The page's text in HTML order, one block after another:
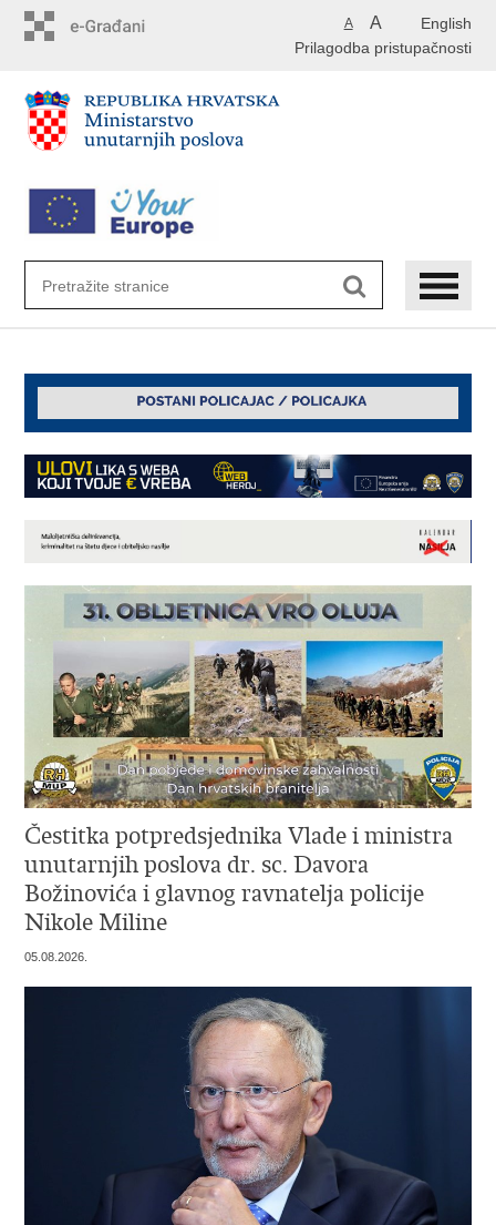
English
A A
Prilagodba pristupačnosti
Čestitka potpredsjednika Vlade i ministra
unutarnjih poslova dr. sc. Davora
Božinovića i glavnog ravnatelja policije
Nikole Miline
05.08.2026.